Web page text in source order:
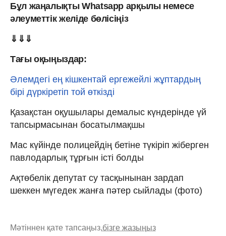
Бұл жаңалықты Whatsapp арқылы немесе
әлеуметтік желіде бөлісіңіз
⇓⇓⇓
Тағы оқыңыздар:
Әлемдегі ең кішкентай ергежейлі жұптардың
бірі дүркіретіп той өткізді
Қазақстан оқушылары демалыс күндерінде үй
тапсырмасынан босатылмақшы
Мас күйінде полицейдің бетіне түкіріп жіберген
павлодарлық тұрғын істі болды
Ақтөбелік депутат су тасқынынан зардап
шеккен мүгедек жанға пәтер сыйлады (фото)
Мәтіннен қате тапсаңыз,бізге жазыңыз